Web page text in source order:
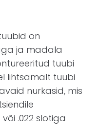
on
ja madala
tuubi
lihtsamalt tuubi
nurkasid, mis
.022 slotiga